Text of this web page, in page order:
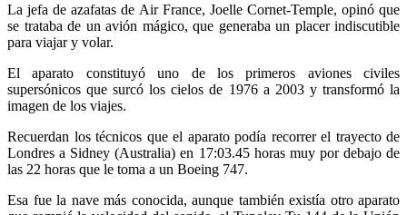
La jefa de azafatas de Air France, Joelle Cornet-Temple, opinó que
se trataba de un avión mágico, que generaba un placer indiscutible
para viajar y volar.
El aparato constituyó uno de los primeros aviones civiles
supersónicos que surcó los cielos de 1976 a 2003 y transformó la
imagen de los viajes.
Recuerdan los técnicos que el aparato podía recorrer el trayecto de
Londres a Sidney (Australia) en 17:03.45 horas muy por debajo de
las 22 horas que le toma a un Boeing 747.
Esa fue la nave más conocida, aunque también existía otro aparato